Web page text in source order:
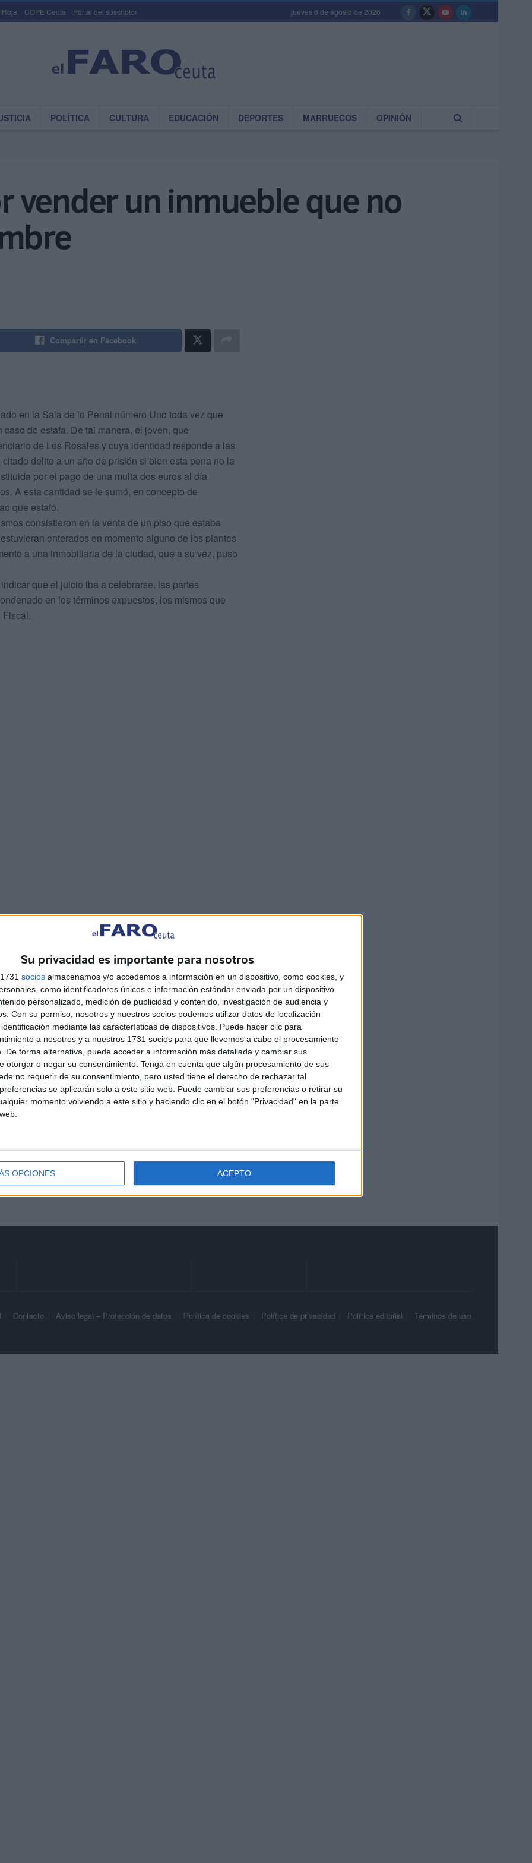
Su privacidad es importante para nosotros
socios almacenamos y/o accedemos a información en un dispositivo, como cookies, y
como identificadores únicos e información estándar enviada por un dispositivo
personalizado, medición de publicidad y contenido, investigación de audiencia y
Con su permiso, nosotros y nuestros socios podemos utilizar datos de localización
mediante las características de dispositivos. Puede hacer clic para
a nosotros y a nuestros 1731 socios para que llevemos a cabo el procesamiento
De forma alternativa, puede acceder a información más detallada y cambiar sus
otorgar o negar su consentimiento. Tenga en cuenta que algún procesamiento de sus
no requerir de su consentimiento, pero usted tiene el derecho de rechazar tal
se aplicarán solo a este sitio web. Puede cambiar sus preferencias o retirar su
momento volviendo a este sitio y haciendo clic en el botón "Privacidad" en la parte
OPCIONES ACEPTO
Roja COPE Ceuta Portal del suscriptor jueves 6 de agosto de 2026
POLÍTICA CULTURA EDUCACIÓN DEPORTES MARRUECOS OPINIÓN
vender un inmueble que no
Compartir en Facebook
en la Sala de lo Penal número Uno toda vez que
caso de estafa. De tal manera, el joven, que
de Los Rosales y cuya identidad responde a las
delito a un año de prisión si bien esta pena no la
por el pago de una multa dos euros al día
A esta cantidad se le sumó, en concepto de
que estafó.
consistieron en la venta de un piso que estaba
enterados en momento alguno de los plantes
a una inmobiliaria de la ciudad, que a su vez, puso
que el juicio iba a celebrarse, las partes
en los términos expuestos, los mismos que
Fiscal.
Los centros educativos
deben preservarse para el
desarrollo de su función
esencial
HACE 7 HORAS
El asesoramiento
profesional: el escudo
militar contra la
desinformación en redes
HACE 7 HORAS
Contacto Aviso legal – Protección de datos Política de cookies Política de privacidad Política editorial Términos de uso